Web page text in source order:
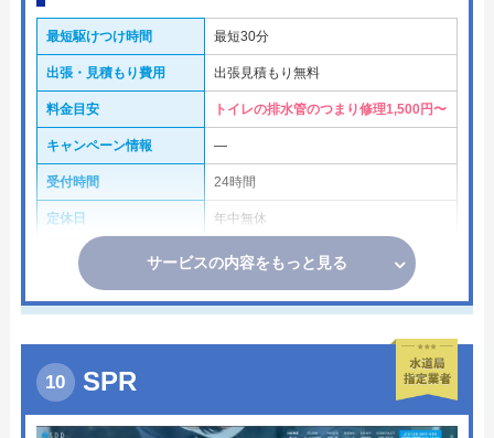
最短駆けつけ時間 最短30分
出張・見積もり費用 出張見積もり無料
料金目安 トイレの排水管のつまり修理1,500円〜
キャンペーン情報 ―
受付時間 24時間
定休日 年中無休
サービスの内容をもっと見る
SPR